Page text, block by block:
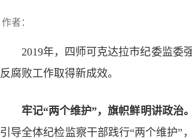
作者：
2019年，四师可克达拉市纪委监委
反腐败工作取得新成效。
牢记“两个维护”，旗帜鲜明讲政治。
引导全体纪检监察干部践行“两个维护”